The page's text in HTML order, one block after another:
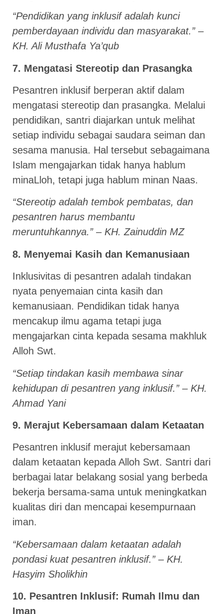
“Pendidikan yang inklusif adalah kunci
pemberdayaan individu dan masyarakat.” –
KH. Ali Musthafa Ya’qub
7. Mengatasi Stereotip dan Prasangka
Pesantren inklusif berperan aktif dalam
mengatasi stereotip dan prasangka. Melalui
pendidikan, santri diajarkan untuk melihat
setiap individu sebagai saudara seiman dan
sesama manusia. Hal tersebut sebagaimana
Islam mengajarkan tidak hanya hablum
minaLloh, tetapi juga hablum minan Naas.
“Stereotip adalah tembok pembatas, dan
pesantren harus membantu
meruntuhkannya.” – KH. Zainuddin MZ
8. Menyemai Kasih dan Kemanusiaan
Inklusivitas di pesantren adalah tindakan
nyata penyemaian cinta kasih dan
kemanusiaan. Pendidikan tidak hanya
mencakup ilmu agama tetapi juga
mengajarkan cinta kepada sesama makhluk
Alloh Swt.
“Setiap tindakan kasih membawa sinar
kehidupan di pesantren yang inklusif.” – KH.
Ahmad Yani
9. Merajut Kebersamaan dalam Ketaatan
Pesantren inklusif merajut kebersamaan
dalam ketaatan kepada Alloh Swt. Santri dari
berbagai latar belakang sosial yang berbeda
bekerja bersama-sama untuk meningkatkan
kualitas diri dan mencapai kesempurnaan
iman.
“Kebersamaan dalam ketaatan adalah
pondasi kuat pesantren inklusif.” – KH.
Hasyim Sholikhin
10. Pesantren Inklusif: Rumah Ilmu dan
Iman